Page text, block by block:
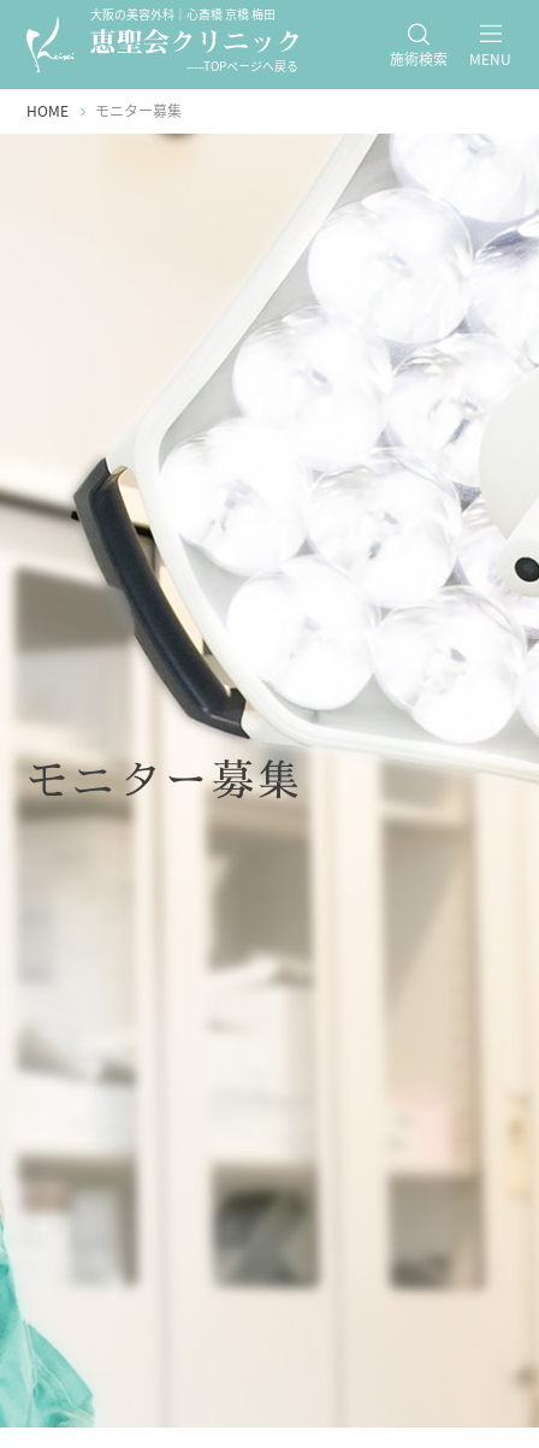
大阪の美容外科｜心斎橋 京橋 梅田
-----TOPページへ戻る 施術検索 MENU
HOME モニター募集
モニター募集